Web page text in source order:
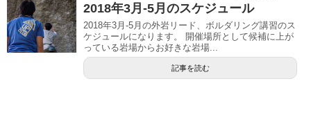
2018年3月-5月のスケジュール
2018年3月-5月の外岩リード、ボルダリング講習のス
ケジュールになります。 開催場所として候補に上が
っている岩場からお好きな岩場...
記事を読む